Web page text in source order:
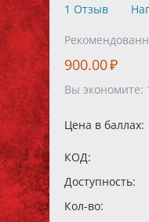
1 Отзыв
900.00₽
Вы экономите:
Цена в баллах:
КОД:
Доступность:
Кол-во: